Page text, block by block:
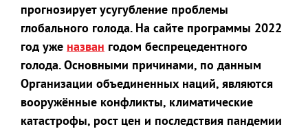
прогнозирует усугубление проблемы
глобального голода. На сайте программы 2022
год уже назван годом беспрецедентного
голода. Основными причинами, по данным
Организации объединенных наций, являются
вооружённые конфликты, климатические
катастрофы, рост цен и последствия пандемии